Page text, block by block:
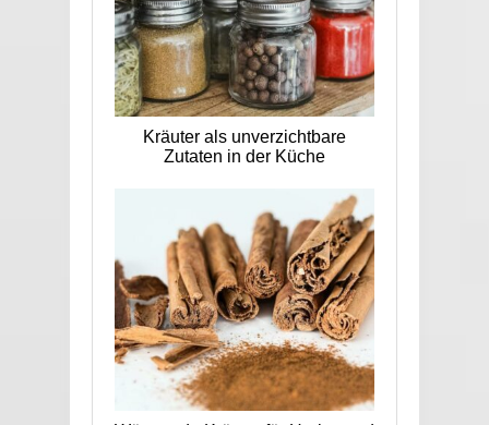
Kräuter als unverzichtbare
Zutaten in der Küche